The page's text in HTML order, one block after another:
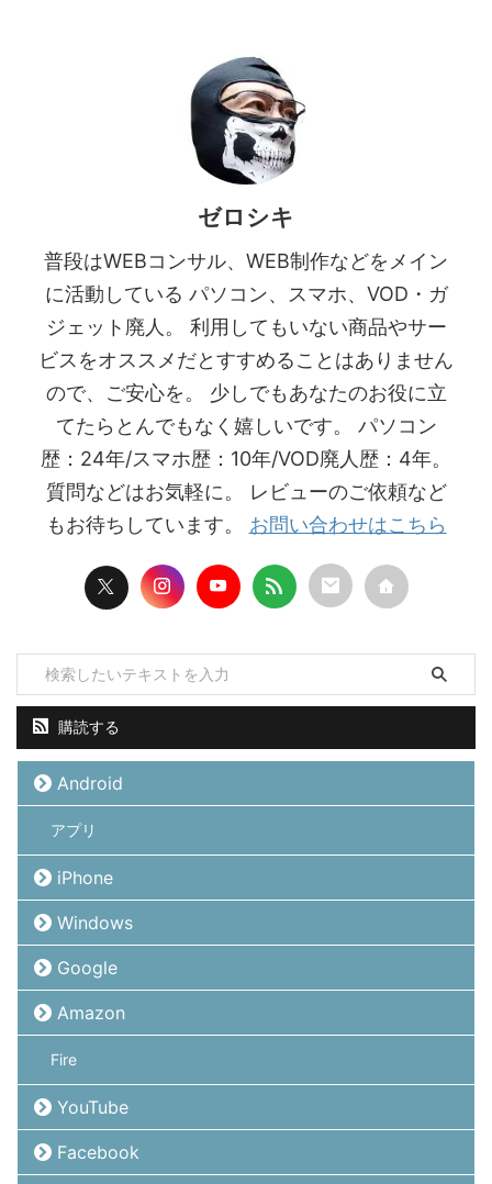
ゼロシキ
普段はWEBコンサル、WEB制作などをメイン
に活動している パソコン、スマホ、VOD・ガ
ジェット廃人。 利用してもいない商品やサー
ビスをオススメだとすすめることはありません
ので、ご安心を。 少しでもあなたのお役に立
てたらとんでもなく嬉しいです。 パソコン
歴：24年/スマホ歴：10年/VOD廃人歴：4年。
質問などはお気軽に。 レビューのご依頼など
もお待ちしています。 お問い合わせはこちら
購読する
Android
アプリ
iPhone
Windows
Google
Amazon
Fire
YouTube
Facebook